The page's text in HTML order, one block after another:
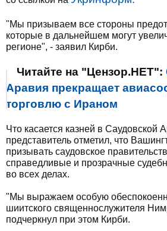
"Мы призываем все стороны
которые в дальнейшем могут
регионе", - заявил Кирби.
Читайте на "Цензор.НЕТ":
Аравия прекращает
торговлю с Ираном
Что касается казней в Саудовской
представитель отметил, что
призывать саудовское
справедливые и прозрачные
во всех делах.
"Мы выражаем особую
шиитского священнослужителя
подчеркнул при этом Кирби.